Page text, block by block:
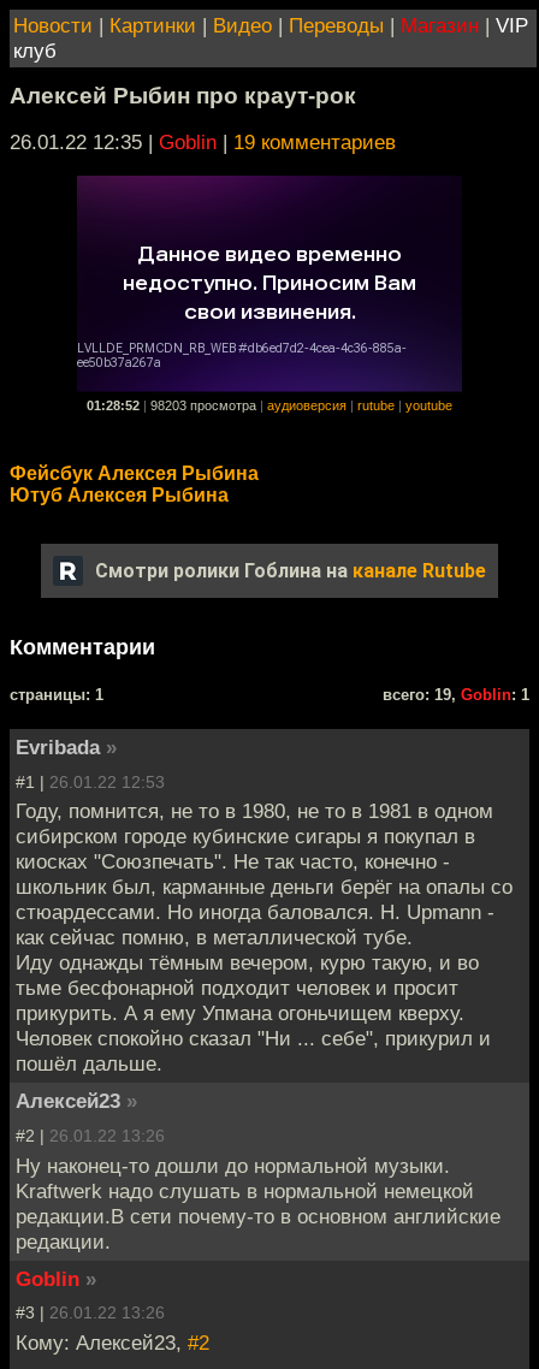
Новости | Картинки | Видео | Переводы | Магазин | VIP
клуб
Алексей Рыбин про краут-рок
26.01.22 12:35 | Goblin | 19 комментариев
01:28:52 98203 просмотра аудиоверсия rutube youtube
Фейсбук Алексея Рыбина
Ютуб Алексея Рыбина
Смотри ролики Гоблина на канале Rutube
Комментарии
cтраницы: 1 всего: 19, Goblin: 1
Evribada »
#1 | 26.01.22 12:53
Году, помнится, не то в 1980, не то в 1981 в одном
сибирском городе кубинские сигары я покупал в
киосках "Союзпечать". Не так часто, конечно -
школьник был, карманные деньги берёг на опалы со
стюардессами. Но иногда баловался. H. Upmann -
как сейчас помню, в металлической тубе.
Иду однажды тёмным вечером, курю такую, и во
тьме бесфонарной подходит человек и просит
прикурить. А я ему Упмана огоньчищем кверху.
Человек спокойно сказал "Ни ... себе", прикурил и
пошёл дальше.
Алексей23 »
#2 | 26.01.22 13:26
Ну наконец-то дошли до нормальной музыки.
Kraftwerk надо слушать в нормальной немецкой
редакции.В сети почему-то в основном английские
редакции.
Goblin »
#3 | 26.01.22 13:26
Кому: Алексей23, #2